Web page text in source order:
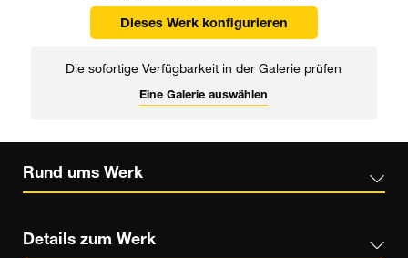
Dieses Werk konfigurieren
Die sofortige Verfügbarkeit in der Galerie prüfen
Eine Galerie auswählen
Rund ums Werk
Details zum Werk